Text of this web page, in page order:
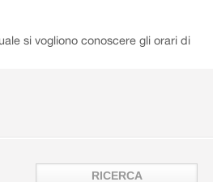
si vogliono conoscere gli orari di